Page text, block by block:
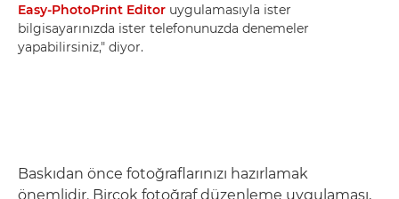
Easy-PhotoPrint Editor uygulamasıyla ister
bilgisayarınızda ister telefonunuzda denemeler
yapabilirsiniz," diyor.
Baskıdan önce fotoğraflarınızı hazırlamak
önemlidir. Birçok fotoğraf düzenleme uygulaması,